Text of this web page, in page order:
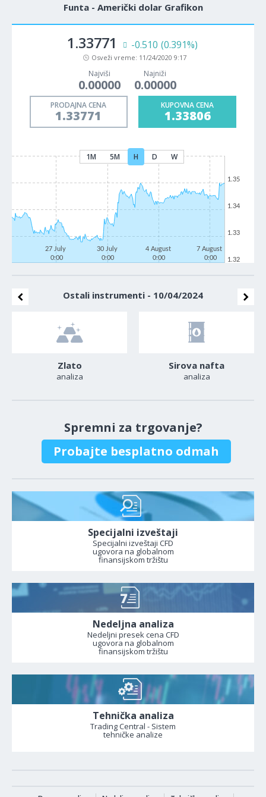
Funta - Američki dolar Grafikon
1.33771 -0.510 (0.391%)
Osveži vreme: 11/24/2020 9:17
Najviši
0.00000
Najniži
0.00000
PRODAJNA CENA
1.33771
KUPOVNA CENA
1.33806
1M 5M H D W
27 July
0:00
30 July
0:00
4 August
0:00
7 August
0:00
1.32
1.33
1.34
1.35
Ostali instrumenti - 10/04/2024
Zlato
analiza
Sirova nafta
analiza
Spremni za trgovanje?
Probajte besplatno odmah
Specijalni izveštaji
Specijalni izveštaji CFD
ugovora na globalnom
finansijskom tržištu
Nedeljna analiza
Nedeljni presek cena CFD
ugovora na globalnom
finansijskom tržištu
Tehnička analiza
Trading Central - Sistem
tehničke analize